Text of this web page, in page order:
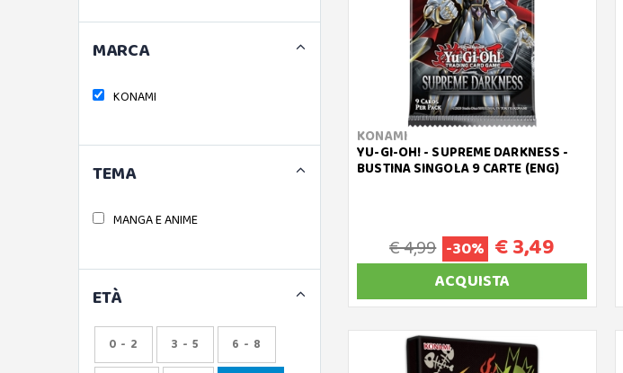
KONAMI
YU-GI-OH! - SUPREME DARKNESS -
BUSTINA SINGOLA 9 CARTE (ENG)
€ 4,99 -30% € 3,49
ACQUISTA
MARCA
KONAMI
TEMA
MANGA E ANIME
ETÀ
0 - 2 3 - 5 6 - 8